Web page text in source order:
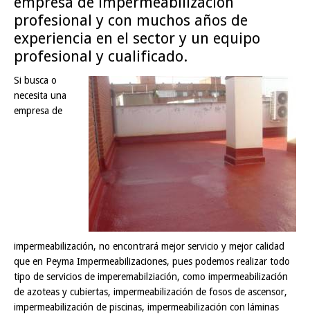
profesional y con muchos años de
experiencia en el sector y un equipo
profesional y cualificado.
Si busca o
necesita una
empresa de
impermeabilización, no encontrará mejor servicio y mejor calidad
que en Peyma Impermeabilizaciones, pues podemos realizar todo
tipo de servicios de imperemabilziación, como impermeabilización
de azoteas y cubiertas, impermeabilización de fosos de ascensor,
impermeabilización de piscinas, impermeabilización con láminas